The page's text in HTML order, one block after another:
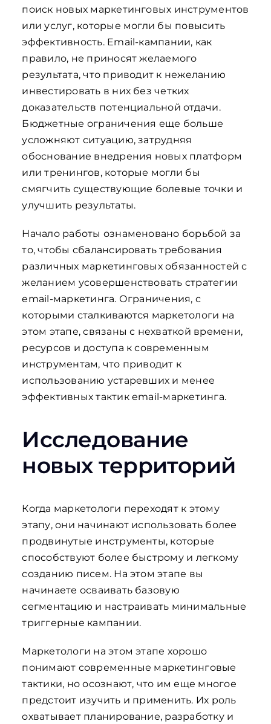
поиск новых маркетинговых инструментов
или услуг, которые могли бы повысить
эффективность. Email-кампании, как
правило, не приносят желаемого
результата, что приводит к нежеланию
инвестировать в них без четких
доказательств потенциальной отдачи.
Бюджетные ограничения еще больше
усложняют ситуацию, затрудняя
обоснование внедрения новых платформ
или тренингов, которые могли бы
смягчить существующие болевые точки и
улучшить результаты.
Начало работы ознаменовано борьбой за
то, чтобы сбалансировать требования
различных маркетинговых обязанностей с
желанием усовершенствовать стратегии
email-маркетинга. Ограничения, с
которыми сталкиваются маркетологи на
этом этапе, связаны с нехваткой времени,
ресурсов и доступа к современным
инструментам, что приводит к
использованию устаревших и менее
эффективных тактик email-маркетинга.
Исследование
новых территорий
Когда маркетологи переходят к этому
этапу, они начинают использовать более
продвинутые инструменты, которые
способствуют более быстрому и легкому
созданию писем. На этом этапе вы
начинаете осваивать базовую
сегментацию и настраивать минимальные
триггерные кампании.
Маркетологи на этом этапе хорошо
понимают современные маркетинговые
тактики, но осознают, что им еще многое
предстоит изучить и применить. Их роль
охватывает планирование, разработку и